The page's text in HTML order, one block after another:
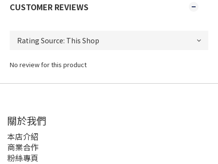
CUSTOMER REVIEWS
No review for this product
關於我們
本店介紹
商業合作
粉絲專頁